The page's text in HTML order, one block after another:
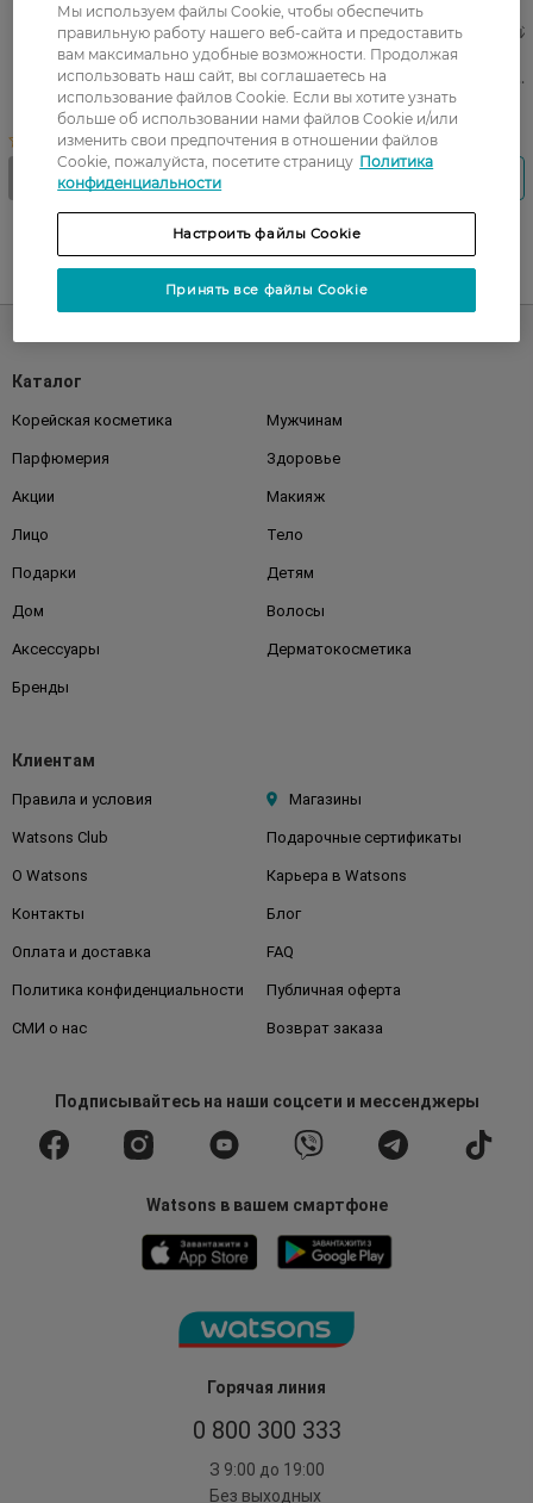
Насадки сменные к
электрической зубной
щетке Oral-BKids Star Wars
3 2 шт
Насадки для электрической
зубной щетки ORAL-B
BRAUN Kids Человек-паук 2
шт
364,50 ГРН
Горячая линия
0 800 300 333
З 9:00 до 19:00
Без выходных
Каталог
Корейская косметика Мужчинам
Парфюмерия Здоровье
Акции Макияж
Лицо Тело
Подарки Детям
Дом Волосы
Аксессуары Дерматокосметика
Бренды
Клиентам
Правила и условия Магазины
Watsons Club Подарочные сертификаты
О Watsons Карьера в Watsons
Контакты Блог
Оплата и доставка FAQ
Политика конфиденциальности Публичная оферта
СМИ о нас Возврат заказа
Подписывайтесьна наши соцсети и мессенджеры
Watsons в вашем смартфоне
Мы используем файлы Cookie, чтобы обеспечить
правильную работу нашего веб-сайта и предоставить
вам максимально удобные возможности. Продолжая
использовать наш сайт, вы соглашаетесь на
использование файлов Cookie. Если вы хотите узнать
больше об использовании нами файлов Cookie и/или
изменить свои предпочтения в отношении файлов
Cookie, пожалуйста, посетите страницу Политика
конфиденциальности
Настроить файлы Cookie
Принять все файлы Cookie